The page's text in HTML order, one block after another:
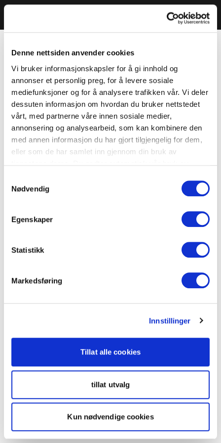
Denne nettsiden anvender cookies
Vi bruker informasjonskapsler for å gi innhold og
annonser et personlig preg, for å levere sosiale
mediefunksjoner og for å analysere trafikken vår. Vi deler
dessuten informasjon om hvordan du bruker nettstedet
vårt, med partnerne våre innen sosiale medier,
annonsering og analysearbeid, som kan kombinere den
med annen informasjon du har gjort tilgjengelig for dem,
eller som de har samlet inn gjennom din bruk av
Nødvendig
Egenskaper
Statistikk
Markedsføring
Innstillinger
Tillat alle cookies
tillat utvalg
Kun nødvendige cookies